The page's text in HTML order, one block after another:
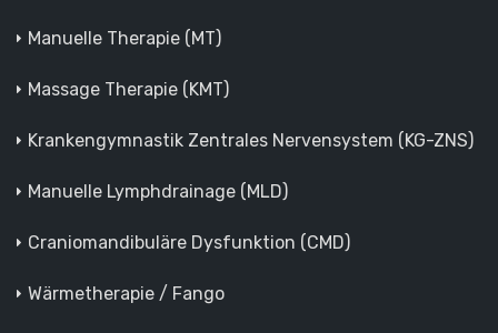
Manuelle Therapie (MT)
Massage Therapie (KMT)
Krankengymnastik Zentrales Nervensystem (KG-ZNS)
Manuelle Lymphdrainage (MLD)
Craniomandibuläre Dysfunktion (CMD)
Wärmetherapie / Fango